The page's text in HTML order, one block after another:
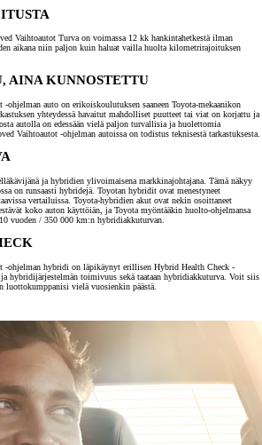
Vaihtoautot Turva on voimassa 12 kk hankintahetkestä ilman
aikana niin paljon kuin haluat vailla huolta kilometrirajoituksen
AINA KUNNOSTETTU
-ohjelman auto on erikoiskoulutuksen saaneen Toyota-mekaanikon
yhteydessä havaitut mahdolliset puutteet tai viat on korjattu ja
autolla on edessään vielä paljon turvallisia ja huolettomia
Vaihtoautot -ohjelman autoissa on todistus teknisestä tarkastuksesta.
ja hybridien ylivoimaisena markkinajohtajana. Tämä näkyy
on runsaasti hybridejä. Toyotan hybridit ovat menestyneet
vertailuissa. Toyota-hybridien akut ovat nekin osoittaneet
koko auton käyttöiän, ja Toyota myöntääkin huolto-ohjelmansa
vuoden / 350 000 km:n hybridiakkuturvan.
-ohjelman hybridi on läpikäynyt erillisen Hybrid Health Check -
ja hybridijärjestelmän toimivuus sekä taataan hybridiakkuturva. Voit siis
vielä vuosienkin päästä.